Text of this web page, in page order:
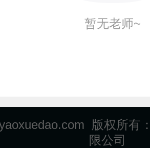
暂无老师~
版权所有
限公司